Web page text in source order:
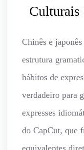
Culturais
Chinês e
estrutura
hábitos de
verdadeiro para
expresses
do CapCut, que